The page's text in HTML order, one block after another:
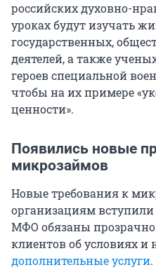
российских духовно-
уроках будут изучать
государственных,
деятелей, а также
героев специальной
чтобы на их примере
ценности».
Появились новые
микрозаймов
Новые требования к
организациям вступили
МФО обязаны
клиентов об условиях и
дополнительные услуги